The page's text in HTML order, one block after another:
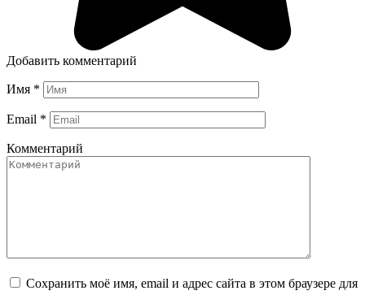
Добавить комментарий
Имя *
Email *
Комментарий
Сохранить моё имя, email и адрес сайта в этом браузере для